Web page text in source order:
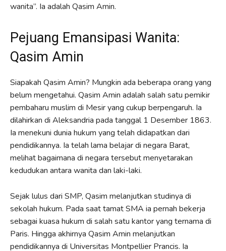
wanita”. Ia adalah Qasim Amin.
Pejuang Emansipasi Wanita:
Qasim Amin
Siapakah Qasim Amin? Mungkin ada beberapa orang yang
belum mengetahui. Qasim Amin adalah salah satu pemikir
pembaharu muslim di Mesir yang cukup berpengaruh. Ia
dilahirkan di Aleksandria pada tanggal 1 Desember 1863.
Ia menekuni dunia hukum yang telah didapatkan dari
pendidikannya. Ia telah lama belajar di negara Barat,
melihat bagaimana di negara tersebut menyetarakan
kedudukan antara wanita dan laki-laki.
Sejak lulus dari SMP, Qasim melanjutkan studinya di
sekolah hukum. Pada saat tamat SMA ia pernah bekerja
sebagai kuasa hukum di salah satu kantor yang ternama di
Paris. Hingga akhirnya Qasim Amin melanjutkan
pendidikannya di Universitas Montpellier Prancis. Ia